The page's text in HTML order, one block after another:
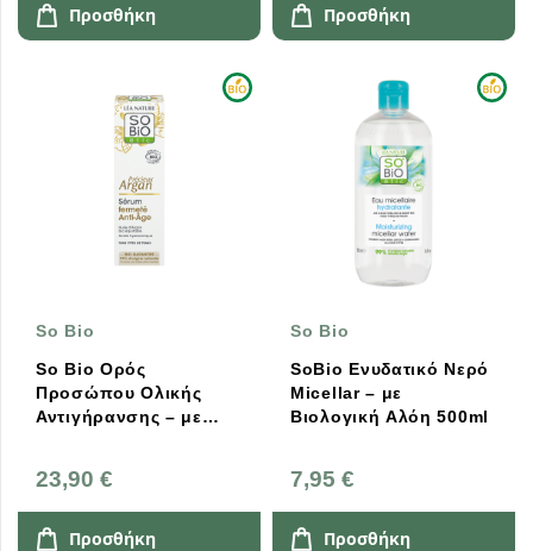
Προσθήκη Προσθήκη
So Bio
So Bio Ορός
Προσώπου Ολικής
Αντιγήρανσης – με
Βιταμίνη C, Κολλαγόνο
& Πεπτίδια 30ml
23,90 €
Προσθήκη
So Bio
SoBio Ενυδατικό Νερό
Micellar – με
Βιολογική Αλόη 500ml
7,95 €
Προσθήκη